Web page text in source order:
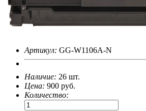
Артикул: GG-W1106A-N
Наличие: 26 шт.
Цена: 900 руб.
Количество: